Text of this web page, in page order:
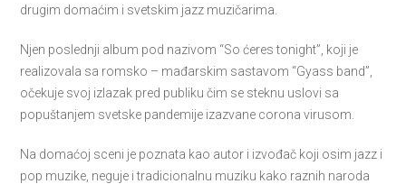
drugim domaćim i svetskim jazz muzičarima.
Njen poslednji album pod nazivom “So ćeres tonight”, koji je
realizovala sa romsko – mađarskim sastavom “Gyass band”,
očekuje svoj izlazak pred publiku čim se steknu uslovi sa
popuštanjem svetske pandemije izazvane corona virusom.
Na domaćoj sceni je poznata kao autor i izvođač koji osim jazz i
pop muzike, neguje i tradicionalnu muziku kako raznih naroda